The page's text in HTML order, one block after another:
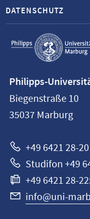
Service-
Navigation
DATENSCHUTZ
Philipps-
Universität
Marburg
Philipps-
Biegenstraße 10
35037 Marburg
+49 6421 28-20
Studifon +49
+49 6421 28-
info@uni-